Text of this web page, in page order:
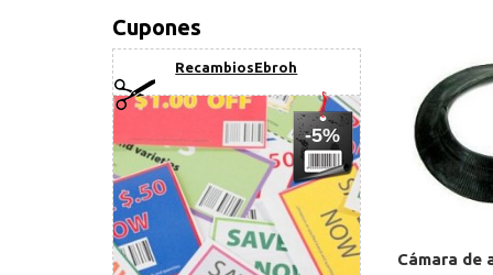
Cupones
RecambiosEbroh
-5%
Cámara de